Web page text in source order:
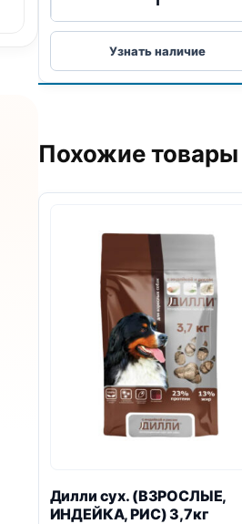
товара
Pedigree
сух.
ПОРОДЫ,
Узнать наличие
Похожие товары
Дилли сух. (ВЗРОСЛЫЕ,
ИНДЕЙКА, РИС) 3,7кг